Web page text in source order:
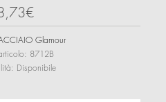
Glamour
8712B
Disponibile